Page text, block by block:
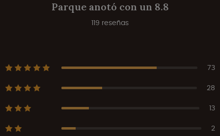
Parque anotó con un 8.8
119 reseñas
73
28
13
2